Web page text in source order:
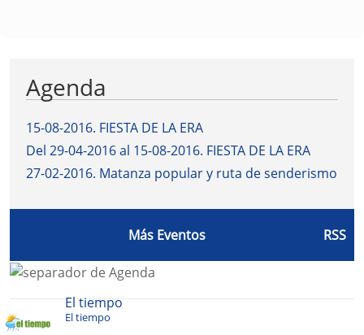
Agenda
15-08-2016. FIESTA DE LA ERA
Del 29-04-2016 al 15-08-2016. FIESTA DE LA ERA
27-02-2016. Matanza popular y ruta de senderismo
Más Eventos RSS
El tiempo
El tiempo